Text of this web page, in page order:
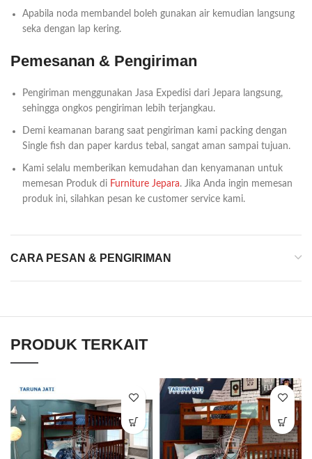
Apabila noda membandel boleh gunakan air kemudian langsung
seka dengan lap kering.
Pemesanan & Pengiriman
Pengiriman menggunakan Jasa Expedisi dari Jepara langsung,
sehingga ongkos pengiriman lebih terjangkau.
Demi keamanan barang saat pengiriman kami packing dengan
Single fish dan paper kardus tebal, sangat aman sampai tujuan.
Kami selalu memberikan kemudahan dan kenyamanan untuk
memesan Produk di Furniture Jepara. Jika Anda ingin memesan
produk ini, silahkan pesan ke customer service kami.
CARA PESAN & PENGIRIMAN
PRODUK TERKAIT